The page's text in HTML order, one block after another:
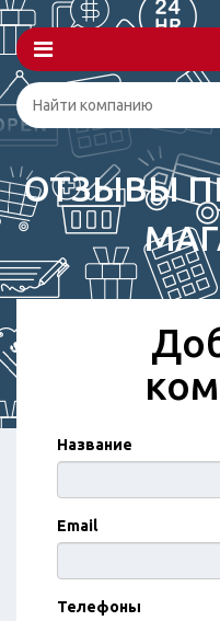
ОТЗЫВЫ
Название
Email
Телефоны